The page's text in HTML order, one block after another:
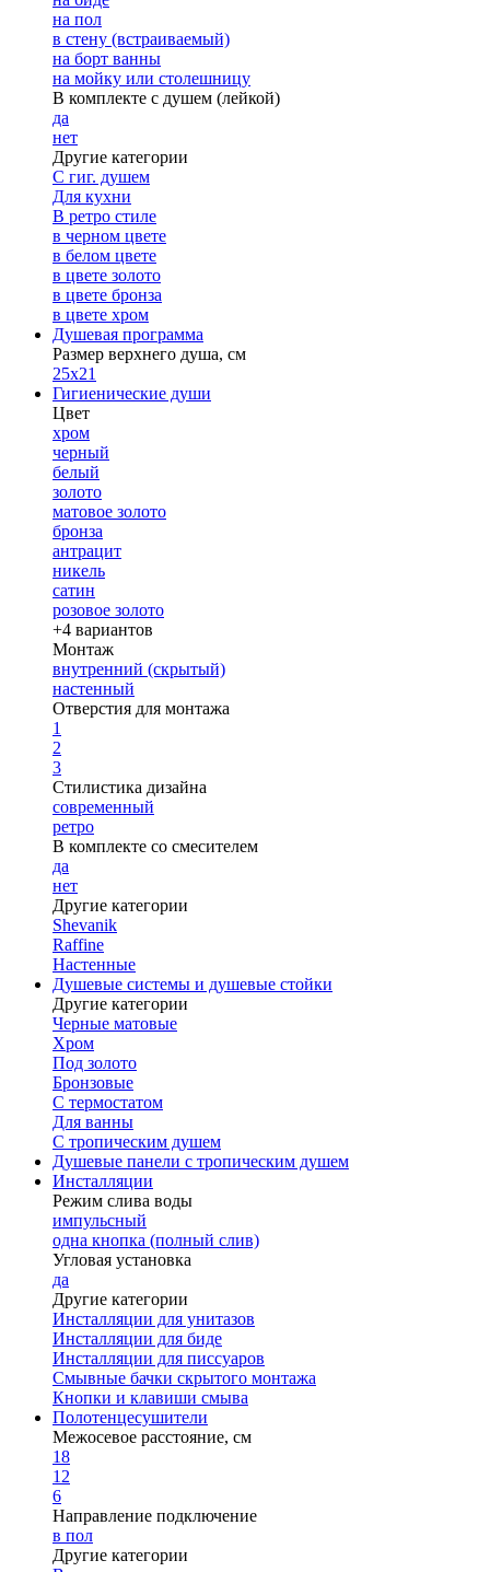
на пол
в стену (встраиваемый)
на борт ванны
на мойку или столешницу
В комплекте с душем (лейкой)
да
нет
Другие категории
С гиг. душем
Для кухни
В ретро стиле
в черном цвете
в белом цвете
в цвете золото
в цвете бронза
в цвете хром
Душевая программа
Размер верхнего душа, см
25х21
Гигиенические души
Цвет
хром
черный
белый
золото
матовое золото
бронза
антрацит
никель
сатин
розовое золото
+4 вариантов
Монтаж
внутренний (скрытый)
настенный
Отверстия для монтажа
1
2
3
Стилистика дизайна
современный
ретро
В комплекте со смесителем
да
нет
Другие категории
Shevanik
Raffine
Настенные
Душевые системы и душевые стойки
Другие категории
Черные матовые
Хром
Под золото
Бронзовые
С термостатом
Для ванны
С тропическим душем
Душевые панели с тропическим душем
Инсталляции
Режим слива воды
импульсный
одна кнопка (полный слив)
Угловая установка
да
Другие категории
Инсталляции для унитазов
Инсталляции для биде
Инсталляции для писсуаров
Смывные бачки скрытого монтажа
Кнопки и клавиши смыва
Полотенцесушители
Межосевое расстояние, см
18
12
6
Направление подключение
в пол
Другие категории